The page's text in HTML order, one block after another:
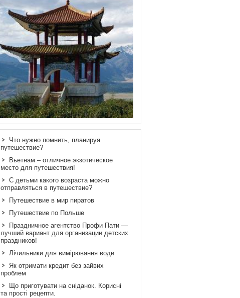
Что нужно помнить, планируя
путешествие?
Вьетнам – отличное экзотическое
место для путешествия!
С детьми какого возраста можно
отправляться в путешествие?
Путешествие в мир пиратов
Путешествие по Польше
Праздничное агентство Профи Пати —
лучший вариант для организации детских
праздников!
Лічильники для вимірювання води
Як отримати кредит без зайвих
проблем
Що приготувати на сніданок. Корисні
та прості рецепти.